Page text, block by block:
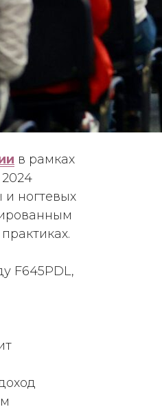
в рамках
ногтевых
F645PDL,